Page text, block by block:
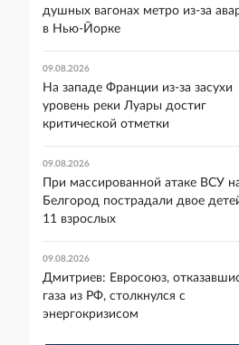
душных вагонах метро из-за
в Нью-Йорке
09.08.2026
На западе Франции из-за засухи
уровень реки Луары достиг
критической отметки
09.08.2026
При массированной атаке ВСУ
Белгород пострадали двое
11 взрослых
09.08.2026
Дмитриев: Евросоюз,
газа из РФ, столкнулся с
энергокризисом